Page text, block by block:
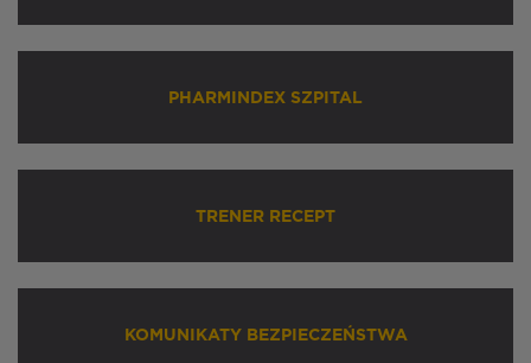
PHARMINDEX SZPITAL
TRENER RECEPT
KOMUNIKATY BEZPIECZEŃSTWA